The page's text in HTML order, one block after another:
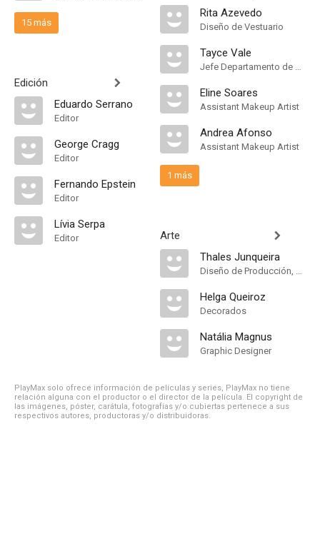
15 más
Edición
Eduardo Serrano
Editor
George Cragg
Editor
Fernando Epstein
Editor
Lívia Serpa
Editor
Rita Azevedo
Diseño de Vestuario
Tayce Vale
Jefe Departamento de Maquillaje
Eline Soares
Assistant Makeup Artist
Andrea Afonso
Assistant Makeup Artist
1 más
Arte
Thales Junqueira
Diseño de Producción, Dirección Artística
Helga Queiroz
Decorados
Natália Magnus
Graphic Designer
PlayMax solo ofrece información de películas y series, PlayMax no tiene
relación alguna con el productor o el director de la película. El copyright de
las imágenes, póster, carátula, fotografías y/o cubiertas pertenece a sus
respectivos autores, productoras y/o distribuidoras.